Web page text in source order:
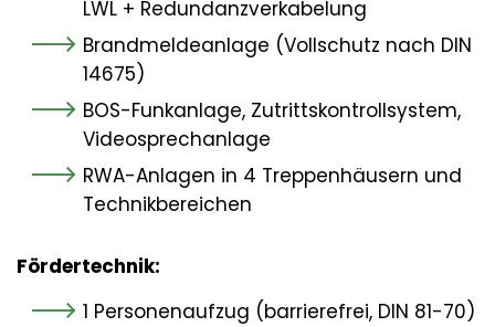
LWL + Redundanzverkabelung
Brandmeldeanlage (Vollschutz nach DIN
14675)
BOS-Funkanlage, Zutrittskontrollsystem,
Videosprechanlage
RWA-Anlagen in 4 Treppenhäusern und
Technikbereichen
Fördertechnik:
1 Personenaufzug (barrierefrei, DIN 81-70)